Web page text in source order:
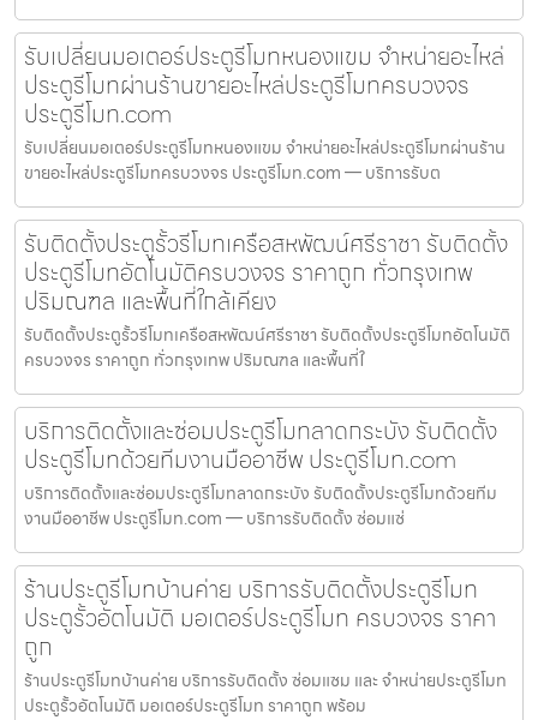
รับเปลี่ยนมอเตอร์ประตูรีโมทหนองแขม จำหน่ายอะไหล่
ประตูรีโมทผ่านร้านขายอะไหล่ประตูรีโมทครบวงจร
ประตูรีโมท.com
รับเปลี่ยนมอเตอร์ประตูรีโมทหนองแขม จำหน่ายอะไหล่ประตูรีโมทผ่านร้าน
ขายอะไหล่ประตูรีโมทครบวงจร ประตูรีโมท.com — บริการรับต
รับติดตั้งประตูรั้วรีโมทเครือสหพัฒน์ศรีราชา รับติดตั้ง
ประตูรีโมทอัตโนมัติครบวงจร ราคาถูก ทั่วกรุงเทพ
ปริมณฑล และพื้นที่ใกล้เคียง
รับติดตั้งประตูรั้วรีโมทเครือสหพัฒน์ศรีราชา รับติดตั้งประตูรีโมทอัตโนมัติ
ครบวงจร ราคาถูก ทั่วกรุงเทพ ปริมณฑล และพื้นที่ใ
บริการติดตั้งและซ่อมประตูรีโมทลาดกระบัง รับติดตั้ง
ประตูรีโมทด้วยทีมงานมืออาชีพ ประตูรีโมท.com
บริการติดตั้งและซ่อมประตูรีโมทลาดกระบัง รับติดตั้งประตูรีโมทด้วยทีม
งานมืออาชีพ ประตูรีโมท.com — บริการรับติดตั้ง ซ่อมแซ่
ร้านประตูรีโมทบ้านค่าย บริการรับติดตั้งประตูรีโมท
ประตูรั้วอัตโนมัติ มอเตอร์ประตูรีโมท ครบวงจร ราคา
ถูก
ร้านประตูรีโมทบ้านค่าย บริการรับติดตั้ง ซ่อมแซม และ จำหน่ายประตูรีโมท
ประตูรั้วอัตโนมัติ มอเตอร์ประตูรีโมท ราคาถูก พร้อม